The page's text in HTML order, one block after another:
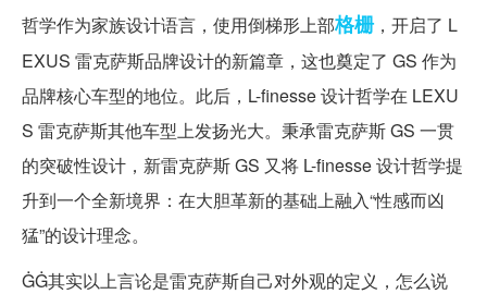
哲学作为家族设计语言，使用倒梯形上部格栅，开启了 L
EXUS 雷克萨斯品牌设计的新篇章，这也奠定了 GS 作为
品牌核心车型的地位。此后，L-finesse 设计哲学在 LEXU
S 雷克萨斯其他车型上发扬光大。秉承雷克萨斯 GS 一贯
的突破性设计，新雷克萨斯 GS 又将 L-finesse 设计哲学提
升到一个全新境界：在大胆革新的基础上融入“性感而凶
猛”的设计理念。
ĠĠ其实以上言论是雷克萨斯自己对外观的定义，怎么说